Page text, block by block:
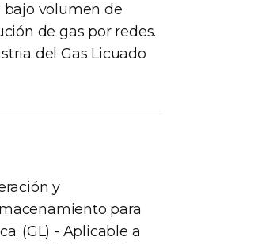
bajo volumen de
de gas por redes.
del Gas Licuado
y
para
(GL) - Aplicable a